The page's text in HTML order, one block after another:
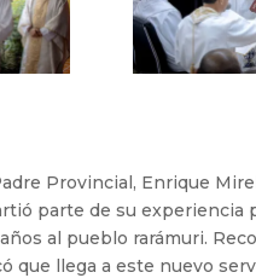
Provincial, Enrique
parte de su experiencia
al pueblo rarámuri.
que llega a este nuevo